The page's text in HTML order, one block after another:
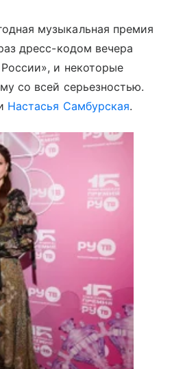
музыкальная премия
дресс-кодом вечера
и некоторые
со всей серьезностью.
Настасья Самбурская.